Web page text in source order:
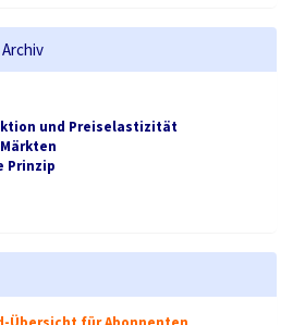
und Preiselastizität
Prinzip